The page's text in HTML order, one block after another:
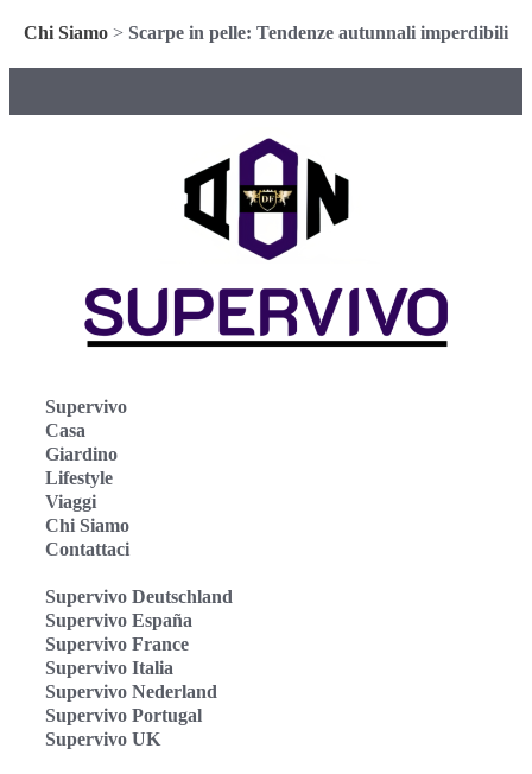
Chi Siamo > Scarpe in pelle: Tendenze autunnali imperdibili
Supervivo
Casa
Giardino
Lifestyle
Viaggi
Chi Siamo
Contattaci
Supervivo Deutschland
Supervivo España
Supervivo France
Supervivo Italia
Supervivo Nederland
Supervivo Portugal
Supervivo UK